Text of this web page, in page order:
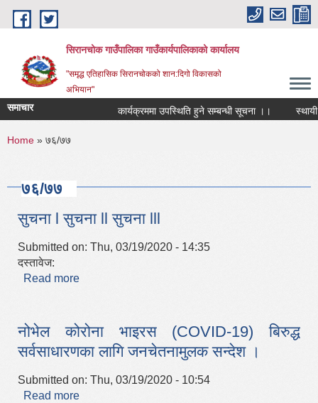
Skip to main content
सिरानचोक गाउँपालिका गाउँकार्यपालिकाको कार्यालय
"समृद्ध एतिहासिक सिरानचोकको शान:दिगो विकासको
अभियान"
समाचार कार्यक्रममा उपस्थिति हुने सम्बन्धी सूचना ।। स्थायी
You are here
Home » ७६/७७
७६/७७
सुचना l सुचना ll सुचना lll
Submitted on: Thu, 03/19/2020 - 14:35
दस्तावेज:
Read more
नोभेल कोरोना भाइरस (COVID-19) बिरुद्ध
सर्वसाधारणका लागि जनचेतनामुलक सन्देश ।
Submitted on: Thu, 03/19/2020 - 10:54
Read more